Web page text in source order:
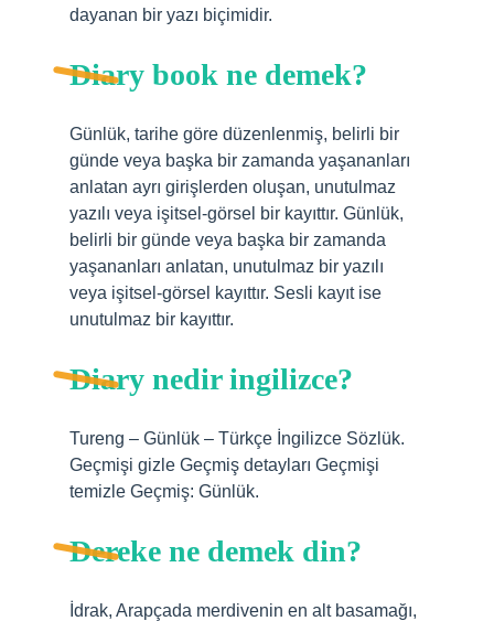
dayanan bir yazı biçimidir.
Diary book ne demek?
Günlük, tarihe göre düzenlenmiş, belirli bir
günde veya başka bir zamanda yaşananları
anlatan ayrı girişlerden oluşan, unutulmaz
yazılı veya işitsel-görsel bir kayıttır. Günlük,
belirli bir günde veya başka bir zamanda
yaşananları anlatan, unutulmaz bir yazılı
veya işitsel-görsel kayıttır. Sesli kayıt ise
unutulmaz bir kayıttır.
Diary nedir ingilizce?
Tureng – Günlük – Türkçe İngilizce Sözlük.
Geçmişi gizle Geçmiş detayları Geçmişi
temizle Geçmiş: Günlük.
Dereke ne demek din?
İdrak, Arapçada merdivenin en alt basamağı,